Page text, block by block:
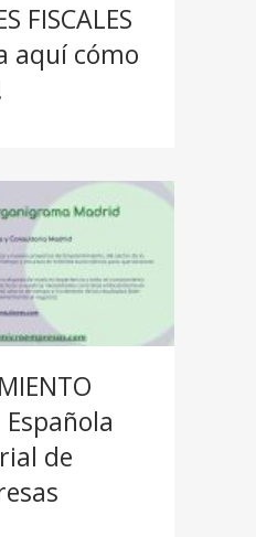
FISCALES
aquí cómo
de